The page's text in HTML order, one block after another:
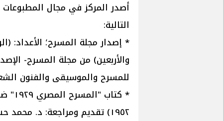
أصدر المركز في مجال
التالية:
* إصدار مجلة المسرح؛ الأعداد:
والأربعين) من مجلة المسرح-
للمسرح والموسيقى والفنون
١٩٥٢) تقديم ومراجعة: د. محمد حسن عبد الله.